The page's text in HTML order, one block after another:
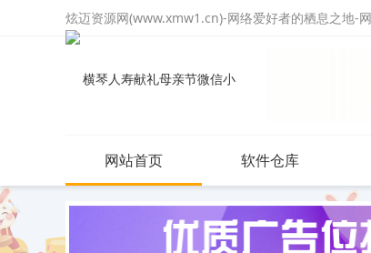
炫迈资源网(www.xmw1.cn)-网络爱好者的栖息之地-
网站首页 软件仓库